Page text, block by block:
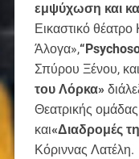
εμψύχωση και
Εικαστικό
Άλογα»,
Σπύρου Ξένου,
του Λόρκα»
Θεατρικής
και«Διαδρομές
Κόριννας Λατέλη.